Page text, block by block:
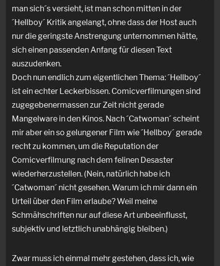
man sich´s versieht, ist man schon mitten in der
´Hellboy´ Kritik angelangt, ohne dass der Host auch
nur die geringste Anstrengung unternommen hätte,
sich einen passenden Anfang für diesen Text
auszudenken.
Doch nun endlich zum eigentlichen Thema: ´Hellboy´
ist ein echter Leckerbissen. Comicverfilmungen sind
zugegebenermassen zur Zeit nicht gerade
Mangelware in den Kinos. Nach ´Catwoman´ scheint
mir aber ein so gelungener Film wie ´Hellboy´ gerade
recht zu kommen, um die Reputation der
Comicverfilmung nach dem felinen Desaster
wiederherzustellen. (Nein, natürlich habe ich
´Catwoman´ nicht gesehen. Warum ich mir dann ein
Urteil über den Film erlaube? Weil meine
Schmähschriften nur auf diese Art unbeeinflusst,
subjektiv und letztlich unabhängig bleiben.)
Zwar muss ich einmal mehr gestehen, dass ich, wie